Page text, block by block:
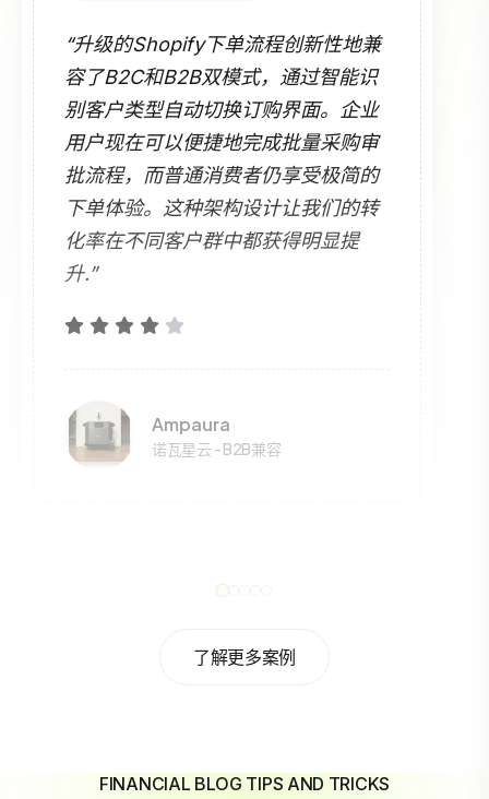
“升级的Shopify下单流程创新性地兼
容了B2C和B2B双模式，通过智能识
别客户类型自动切换订购界面。企业
用户现在可以便捷地完成批量采购审
批流程，而普通消费者仍享受极简的
下单体验。这种架构设计让我们的转
化率在不同客户群中都获得明显提
升.”
Ampaura
诺瓦星云 - B2B兼容
了解更多案例
FINANCIAL BLOG TIPS AND TRICKS